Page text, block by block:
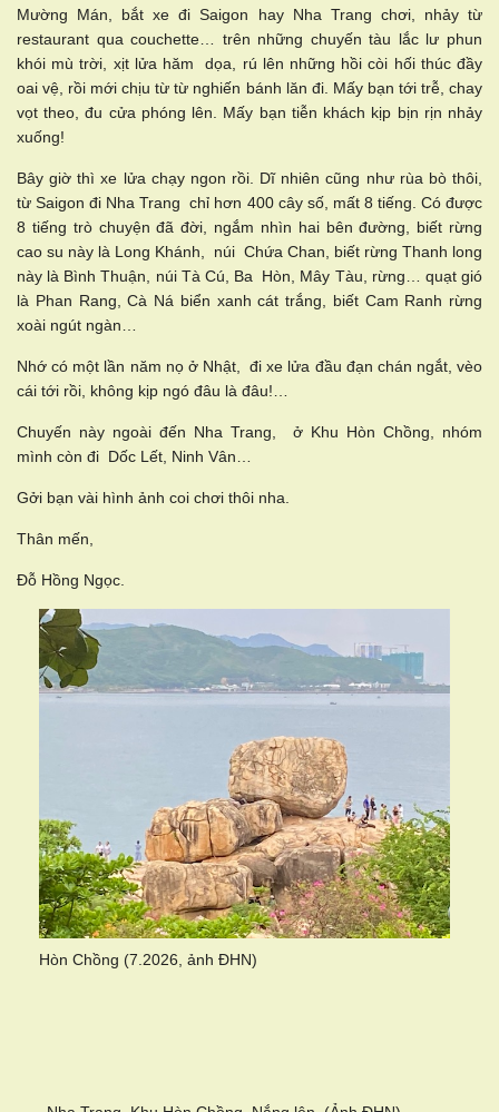
Mường Mán, bắt xe đi Saigon hay Nha Trang chơi, nhảy từ
restaurant qua couchette… trên những chuyến tàu lắc lư phun
khói mù trời, xịt lửa hăm dọa, rú lên những hồi còi hối thúc đầy
oai vệ, rồi mới chịu từ từ nghiến bánh lăn đi. Mấy bạn tới trễ, chay
vọt theo, đu cửa phóng lên. Mấy bạn tiễn khách kịp bịn rịn nhảy
xuống!
Bây giờ thì xe lửa chạy ngon rồi. Dĩ nhiên cũng như rùa bò thôi,
từ Saigon đi Nha Trang chỉ hơn 400 cây số, mất 8 tiếng. Có được
8 tiếng trò chuyện đã đời, ngắm nhìn hai bên đường, biết rừng
cao su này là Long Khánh, núi Chứa Chan, biết rừng Thanh long
này là Bình Thuận, núi Tà Cú, Ba Hòn, Mây Tàu, rừng… quạt gió
là Phan Rang, Cà Ná biển xanh cát trắng, biết Cam Ranh rừng
xoài ngút ngàn…
Nhớ có một lần năm nọ ở Nhật, đi xe lửa đầu đạn chán ngắt, vèo
cái tới rồi, không kịp ngó đâu là đâu!…
Chuyến này ngoài đến Nha Trang, ở Khu Hòn Chồng, nhóm
mình còn đi Dốc Lết, Ninh Vân…
Gởi bạn vài hình ảnh coi chơi thôi nha.
Thân mến,
Đỗ Hồng Ngọc.
Hòn Chồng (7.2026, ảnh ĐHN)